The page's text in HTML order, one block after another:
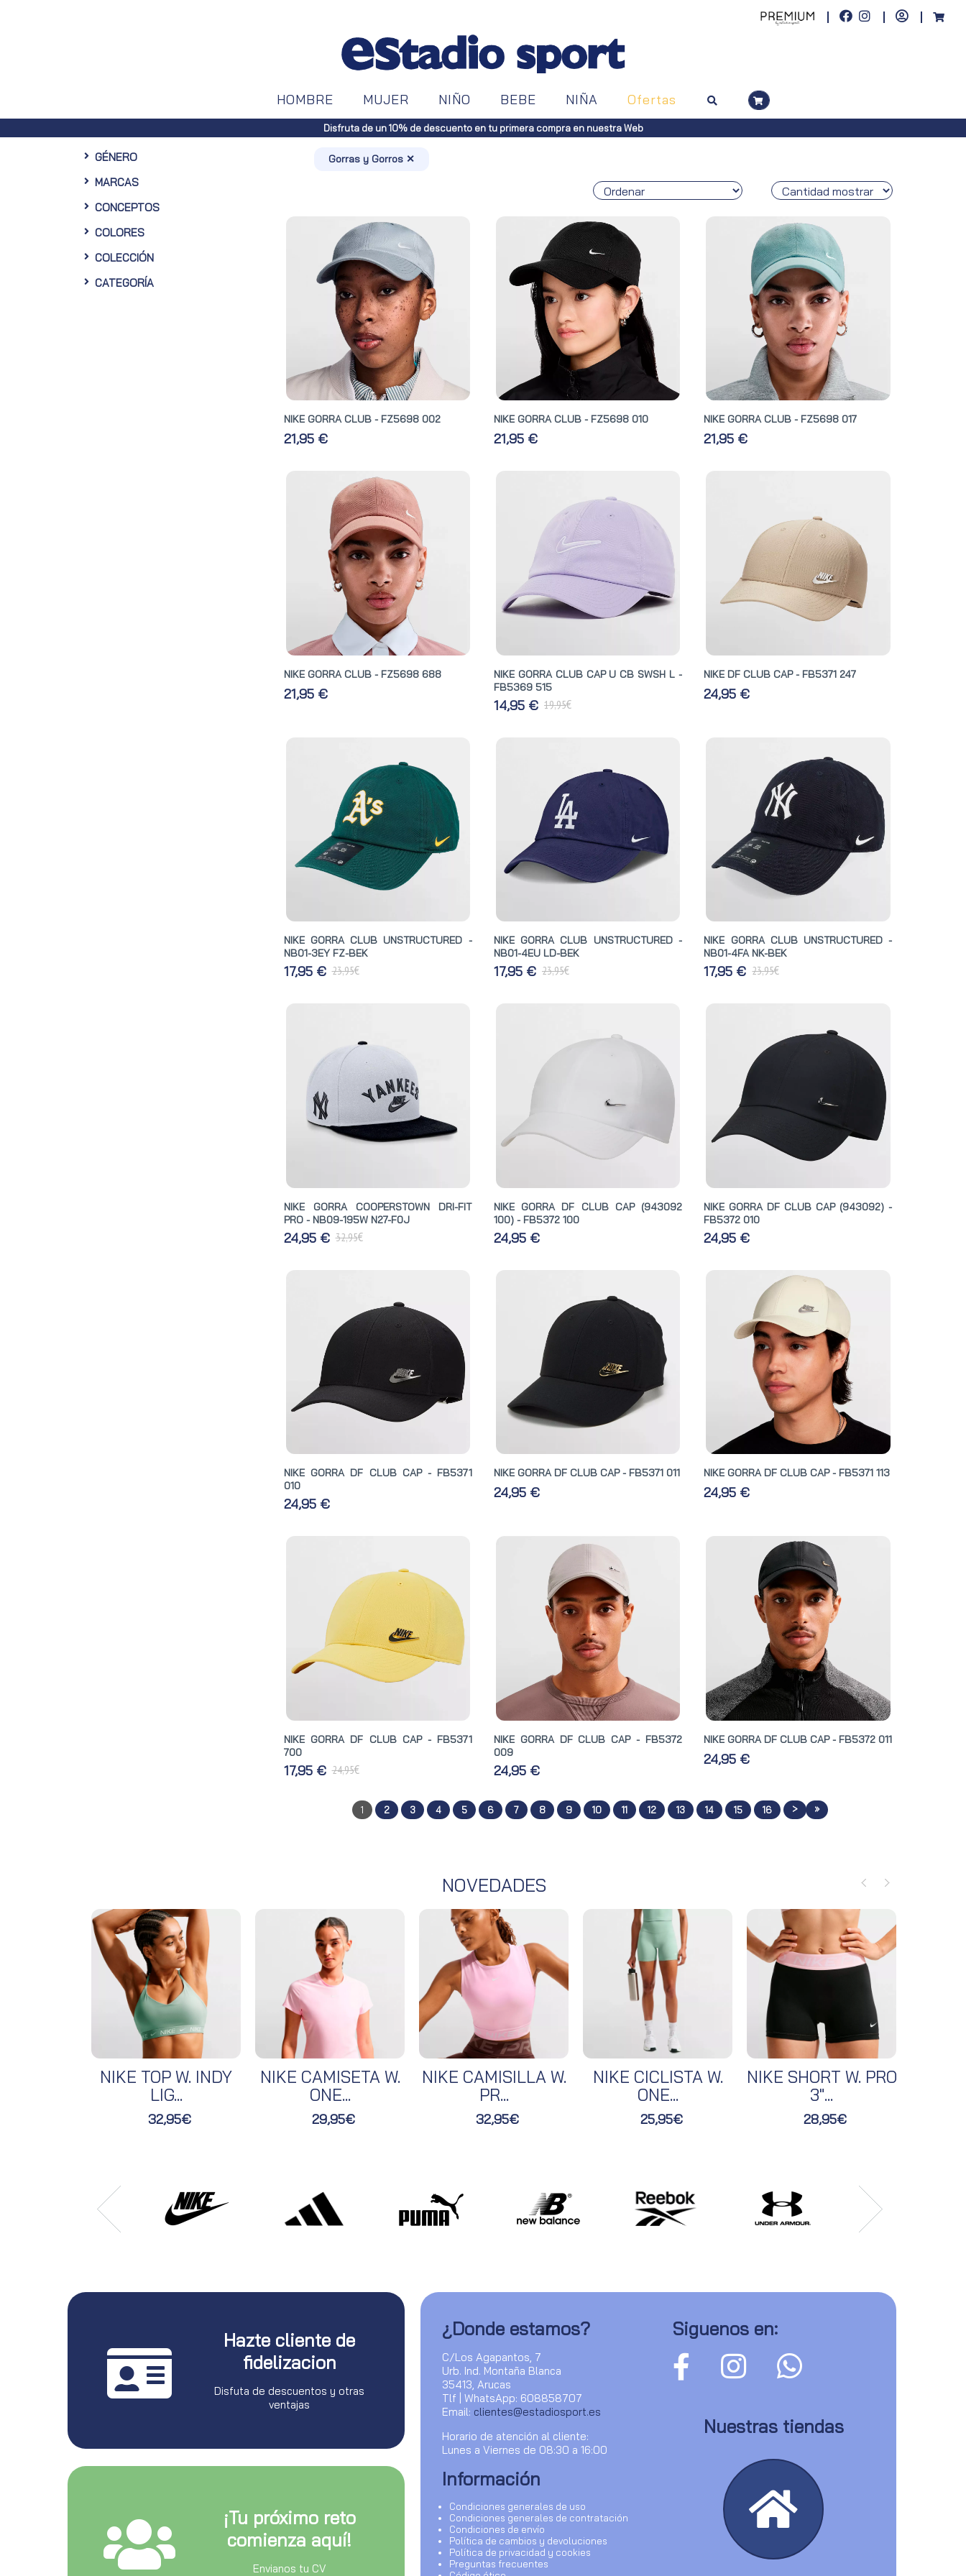
HOMBRE MUJER NIÑO BEBE NIÑA Ofertas
Envíos gratuitos a toda España (Canarias, pedidos superiores a 50€. Península, pedidos superiores a 100€)
GÉNERO
MARCAS
CONCEPTOS
COLORES
COLECCIÓN
CATEGORÍA
Gorras y Gorros ✕
NIKE GORRA CLUB - FZ5698 002
21,95 €
NIKE GORRA CLUB - FZ5698 010
21,95 €
NIKE GORRA CLUB - FZ5698 017
21,95 €
NIKE GORRA CLUB - FZ5698 688
21,95 €
NIKE GORRA CLUB CAP U CB SWSH L -
FB5369 515
14,95 € 19,95€
NIKE DF CLUB CAP - FB5371 247
24,95 €
NIKE GORRA CLUB UNSTRUCTURED -
NB01-3EY FZ-BEK
17,95 € 23,95€
NIKE GORRA CLUB UNSTRUCTURED -
NB01-4EU LD-BEK
17,95 € 23,95€
NIKE GORRA CLUB UNSTRUCTURED -
NB01-4FA NK-BEK
17,95 € 23,95€
NIKE GORRA COOPERSTOWN DRI-FIT
PRO - NB09-195W N27-F0J
24,95 € 32,95€
NIKE GORRA DF CLUB CAP (943092
100) - FB5372 100
24,95 €
NIKE GORRA DF CLUB CAP (943092) -
FB5372 010
24,95 €
NIKE GORRA DF CLUB CAP - FB5371
010
24,95 €
NIKE GORRA DF CLUB CAP - FB5371 011
24,95 €
NIKE GORRA DF CLUB CAP - FB5371 113
24,95 €
NIKE GORRA DF CLUB CAP - FB5371
700
17,95 € 24,95€
NIKE GORRA DF CLUB CAP - FB5372
009
24,95 €
NIKE GORRA DF CLUB CAP - FB5372 011
24,95 €
1 2 3 4 5 6 7 8 9 10 11 12 13 14 15 16 > »
NOVEDADES
NIKE TOP W. INDY
LIG...
32,95€
NIKE CAMISETA W.
ONE...
29,95€
NIKE CAMISILLA W.
PR...
32,95€
NIKE CICLISTA W.
ONE...
25,95€
NIKE SHORT W. PRO
3"...
28,95€
Hazte cliente de
fidelizacion
Disfuta de descuentos y otras
ventajas
¡Tu próximo reto
comienza aquí!
Envianos tu CV
¿Donde estamos?
C/Los Agapantos, 7
Urb. Ind. Montaña Blanca
35413, Arucas
Tlf | WhatsApp: 608858707
Email: clientes@estadiosport.es
Horario de atención al cliente:
Lunes a Viernes de 08:30 a 16:00
Información
Condiciones generales de uso
Condiciones generales de contratación
Condiciones de envío
Política de cambios y devoluciones
Política de privacidad y cookies
Preguntas frecuentes
Siguenos en:
Nuestras tiendas